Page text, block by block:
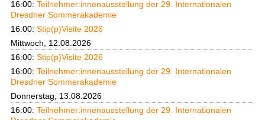
16:00: Teilnehmer:innenausstellung der 29. Internationalen
Dresdner Sommerakademie
16:00: Stip(p)Visite 2026
Mittwoch, 12.08.2026
16:00: Stip(p)Visite 2026
16:00: Teilnehmer:innenausstellung der 29. Internationalen
Dresdner Sommerakademie
Donnerstag, 13.08.2026
16:00: Teilnehmer:innenausstellung der 29. Internationalen